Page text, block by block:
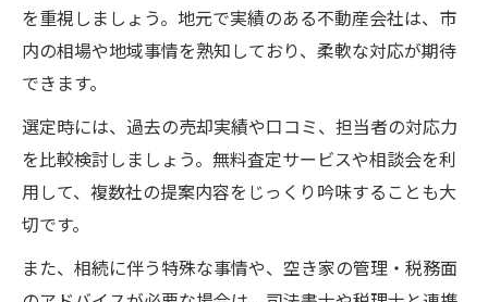
を重視しましょう。地元で実績のある不動産会社は、市
内の相場や地域事情を熟知しており、柔軟な対応が期待
できます。
選定時には、過去の売却実績や口コミ、担当者の対応力
を比較検討しましょう。無料査定サービスや相談会を利
用して、複数社の提案内容をじっくり吟味することも大
切です。
また、相続に伴う特殊な事情や、空き家の管理・税務面